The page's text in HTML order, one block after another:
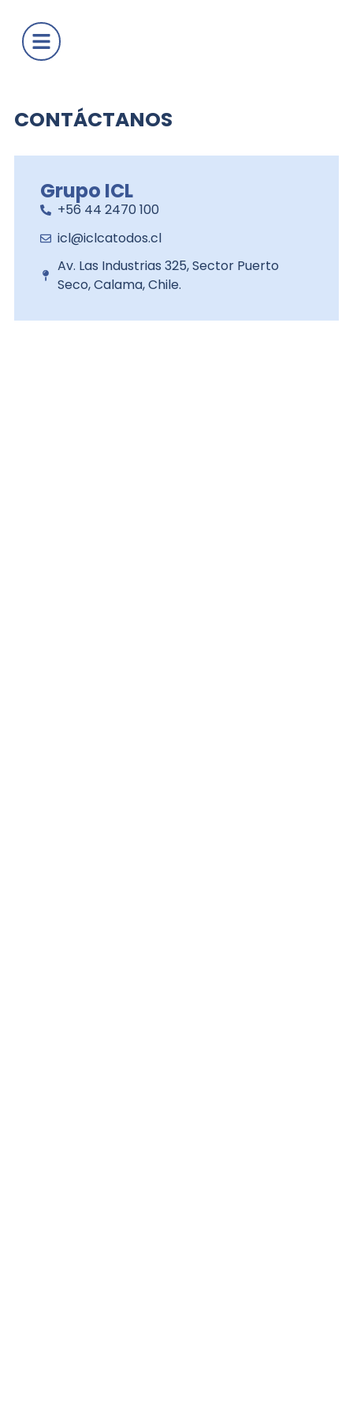
CONTÁCTANOS
Grupo ICL
+56 44 2470 100
icl@iclcatodos.cl
Av. Las Industrias 325, Sector Puerto
Seco, Calama, Chile.